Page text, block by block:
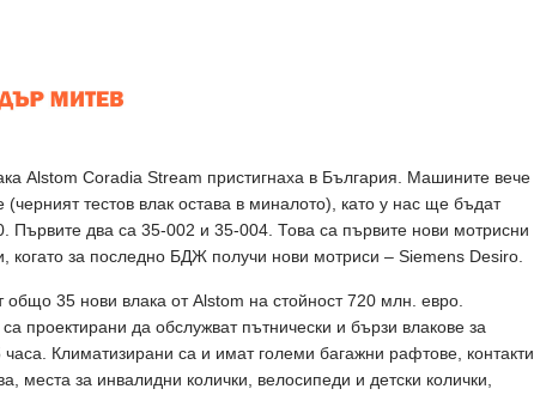
Alstom Coradia Stream пристигнаха в България. Машините вече
(черният тестов влак остава в миналото), като у нас ще бъдат
Първите два са 35-002 и 35-004. Това са първите нови мотрисни
когато за последно БДЖ получи нови мотриси – Siemens Desiro.
общо 35 нови влака от Alstom на стойност 720 млн. евро.
проектирани да обслужват пътнически и бързи влакове за
Климатизирани са и имат големи багажни рафтове, контакти
места за инвалидни колички, велосипеди и детски колички,